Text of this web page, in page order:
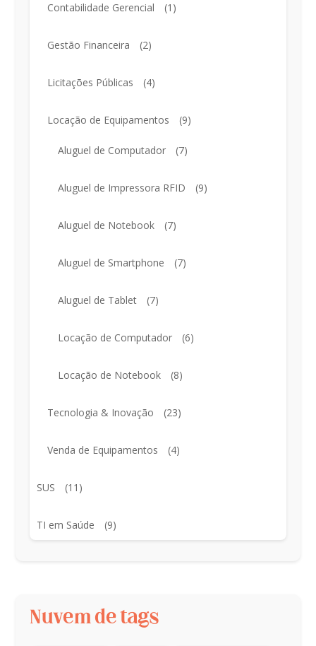
Contabilidade Gerencial (1)
Gestão Financeira (2)
Licitações Públicas (4)
Locação de Equipamentos (9)
Aluguel de Computador (7)
Aluguel de Impressora RFID (9)
Aluguel de Notebook (7)
Aluguel de Smartphone (7)
Aluguel de Tablet (7)
Locação de Computador (6)
Locação de Notebook (8)
Tecnologia & Inovação (23)
Venda de Equipamentos (4)
SUS (11)
TI em Saúde (9)
Nuvem de tags